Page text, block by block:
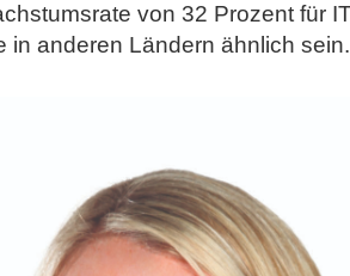
von 32 Prozent für
in anderen Ländern ähnlich sein.